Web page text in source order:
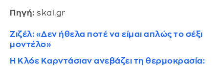
Πηγή: skai.gr
Ζιζέλ: «Δεν ήθελα ποτέ να είμαι απλώς το σέξι
μοντέλο»
Η Κλόε Καρντάσιαν ανεβάζει τη θερμοκρασία: